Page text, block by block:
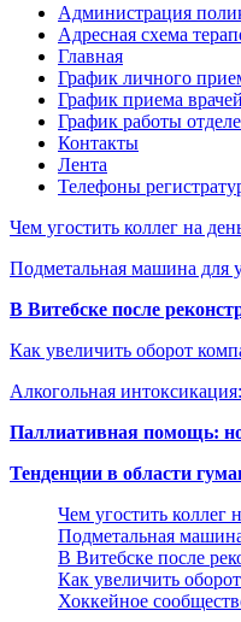
Администрация
Адресная схема
Главная
График личного
График приема врачей
График работы
Контакты
Лента
Телефоны
Чем угостить коллег на
Подметальная машина для
В Витебске после
Как увеличить оборот
Алкогольная
Паллиативная помощь:
Тенденции в области
Чем угостить коллег
Подметальная
В Витебске после
Как увеличить
Хоккейное